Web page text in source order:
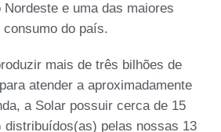
e uma das maiores
do país.
mais de três bilhões de
atender a aproximadamente
a Solar possuir cerca de 15
distribuídos(as) pelas nossas 13